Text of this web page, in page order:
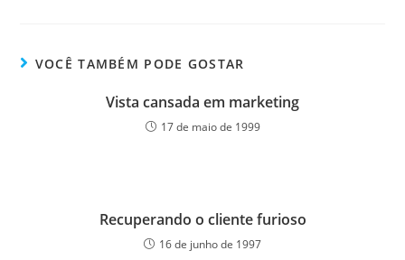
VOCÊ TAMBÉM PODE GOSTAR
Vista cansada em marketing
17 de maio de 1999
Recuperando o cliente furioso
16 de junho de 1997